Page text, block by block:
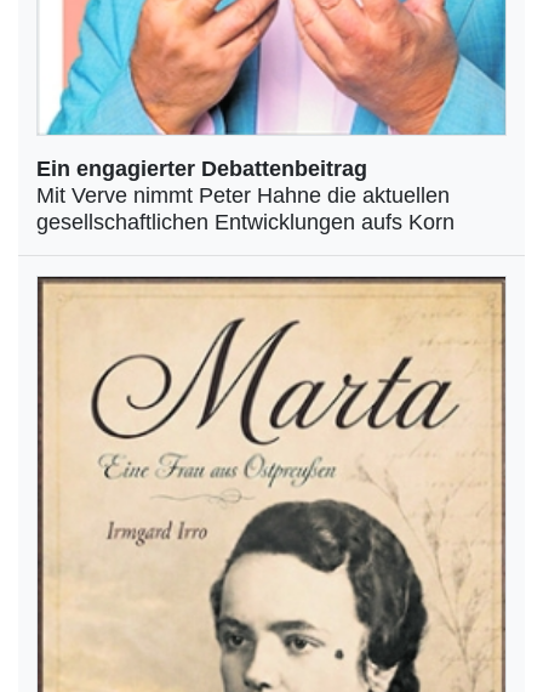
Ein engagierter Debattenbeitrag
Mit Verve nimmt Peter Hahne die aktuellen
gesellschaftlichen Entwicklungen aufs Korn